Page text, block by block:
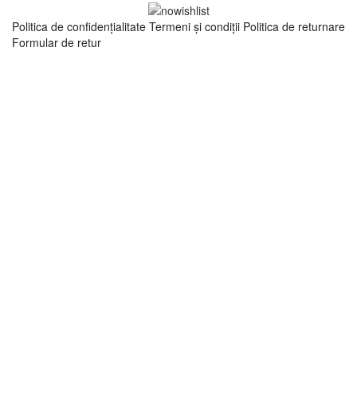
Politica de confidenţialitate Termeni şi condiţii Politica de returnare
Formular de retur